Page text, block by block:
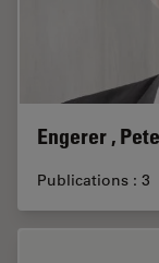
Engerer ,
Publications : 3